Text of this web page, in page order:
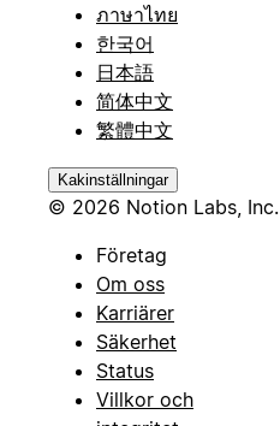
ภาษาไทย
한국어
日本語
简体中文
繁體中文
Kakinställningar
© 2026 Notion Labs, Inc.
Företag
Om oss
Karriärer
Säkerhet
Status
Villkor och